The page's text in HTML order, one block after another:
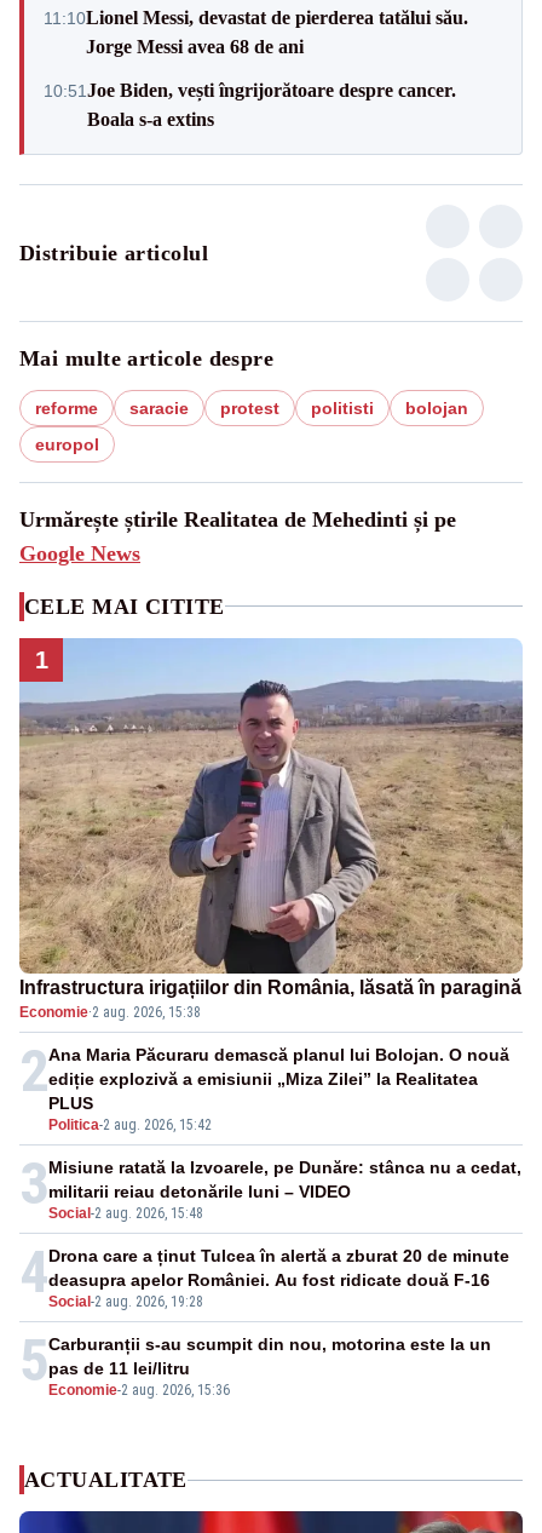
11:10Lionel Messi, devastat de pierderea tatălui său.
Jorge Messi avea 68 de ani
10:51Joe Biden, vești îngrijorătoare despre cancer.
Boala s-a extins
Distribuie articolul
Mai multe articole despre
reforme saracie protest politisti
bolojan
europol
Urmărește știrile Realitatea de Mehedinti și pe
Google News
CELE MAI CITITE
1
Infrastructura irigațiilor din România, lăsată în paragină
Economie·2 aug. 2026, 15:38
2
Politica-2 aug. 2026, 15:42
Ana Maria Păcuraru demască planul lui Bolojan. O nouă
ediție explozivă a emisiunii „Miza Zilei” la Realitatea
PLUS
3Social -2 aug. 2026, 15:48
Misiune ratată la Izvoarele, pe Dunăre: stânca nu a cedat,
militarii reiau detonările luni – VIDEO
4Social -2 aug. 2026, 19:28
Drona care a ținut Tulcea în alertă a zburat 20 de minute
deasupra apelor României. Au fost ridicate două F-16
5 Economie-2 aug. 2026, 15:36
Carburanții s-au scumpit din nou, motorina este la un
pas de 11 lei/litru
ACTUALITATE